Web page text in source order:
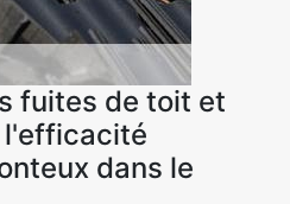
fuites de toit et
l'efficacité
dans le